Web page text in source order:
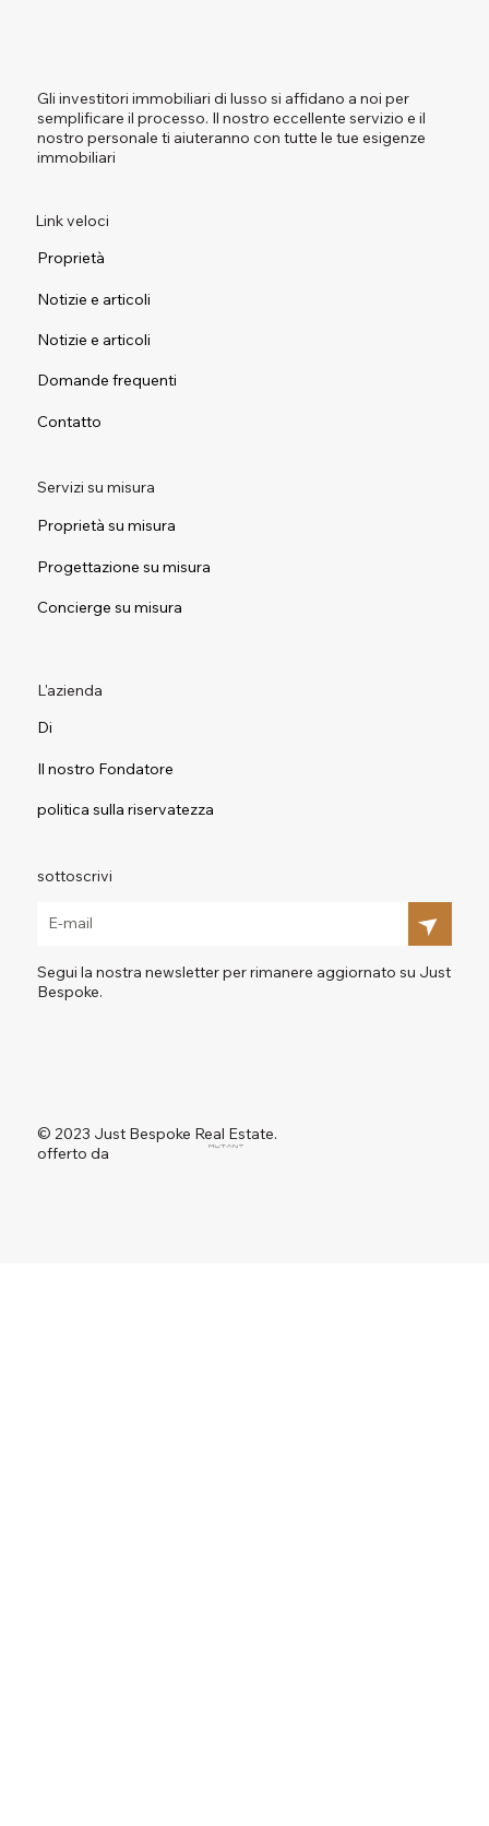
Link veloci
Proprietà
Domande frequenti
Contatto
Notizie e articoli
Notizie e articoli
Servizi su misura
Proprietà su misura
Progettazione su misura
Concierge su misura
L'azienda
Di
Il nostro Fondatore
politica sulla riservatezza
sottoscrivi
Segui la nostra newsletter per rimanere aggiornato su Just
Bespoke.
Gli investitori immobiliari di lusso si affidano a noi per
semplificare il processo. Il nostro eccellente servizio e il
nostro personale ti aiuteranno con tutte le tue esigenze
immobiliari
© 2023 Just Bespoke Real Estate.
offerto da